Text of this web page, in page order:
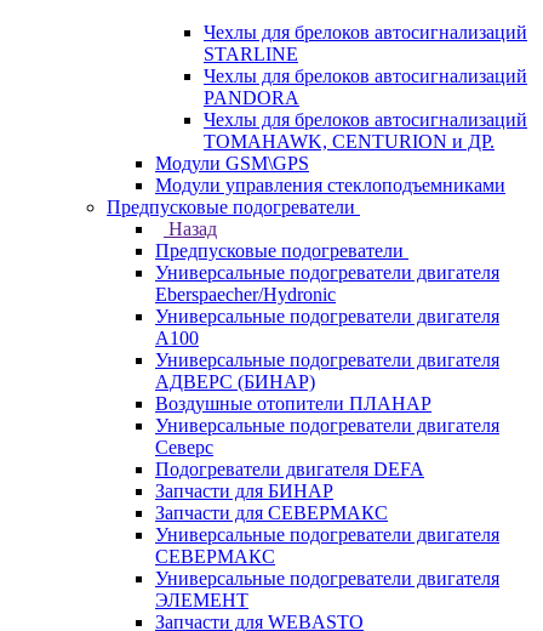
Чехлы для брелоков автосигнализаций
STARLINE
Чехлы для брелоков автосигнализаций
PANDORA
Чехлы для брелоков автосигнализаций
TOMAHAWK, CENTURION и ДР.
Модули GSM\GPS
Модули управления стеклоподъемниками
Предпусковые подогреватели
Назад
Предпусковые подогреватели
Универсальные подогреватели двигателя
Eberspaecher/Hydronic
Универсальные подогреватели двигателя
A100
Универсальные подогреватели двигателя
АДВЕРС (БИНАР)
Воздушные отопители ПЛАНАР
Универсальные подогреватели двигателя
Северс
Подогреватели двигателя DEFA
Запчасти для БИНАР
Запчасти для СЕВЕРМАКС
Универсальные подогреватели двигателя
СЕВЕРМАКС
Универсальные подогреватели двигателя
ЭЛЕМЕНТ
Запчасти для WEBASTO